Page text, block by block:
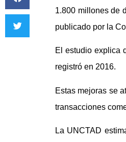
1.800 millones de
publicado por la
El estudio explica
registró en 2016.
Estas mejoras se
transacciones
La UNCTAD